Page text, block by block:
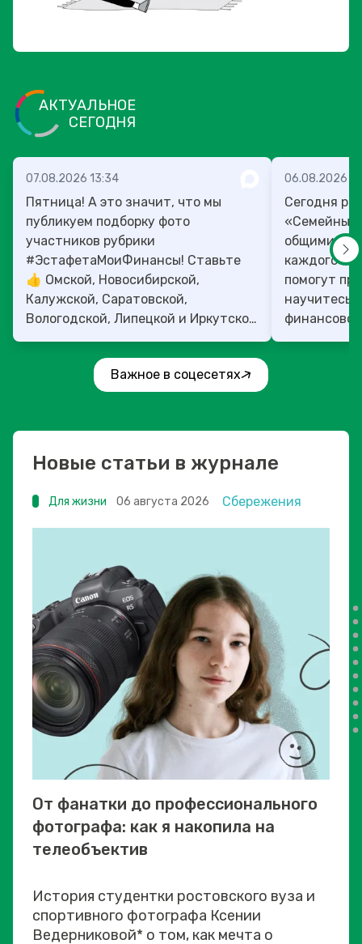
АКТУАЛЬНОЕ
СЕГОДНЯ
07.08.2026 13:34
Пятница! А это значит, что мы
публикуем подборку фото
участников рубрики
#ЭстафетаМоиФинансы! Ставьте
👍 Омской, Новосибирской,
Калужской, Саратовской,
Вологодской, Липецкой и Иркутской
областям!
06.08.2026
Сегодня
«Семейный
общими
каждого»!
помогут
научитесь:
Важное в соцесетях
Новые статьи в журнале
Для жизни 06 августа 2026 Сбережения
От фанатки до профессионального
фотографа: как я накопила на
телеобъектив
История студентки ростовского вуза и
спортивного фотографа Ксении
Ведерниковой* о том, как мечта о